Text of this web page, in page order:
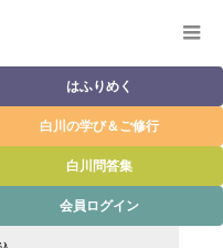
はふりめく
白川の学び＆ご修行
白川問答集
会員ログイン